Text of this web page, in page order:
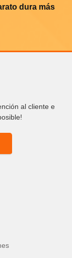
dura más
al cliente e